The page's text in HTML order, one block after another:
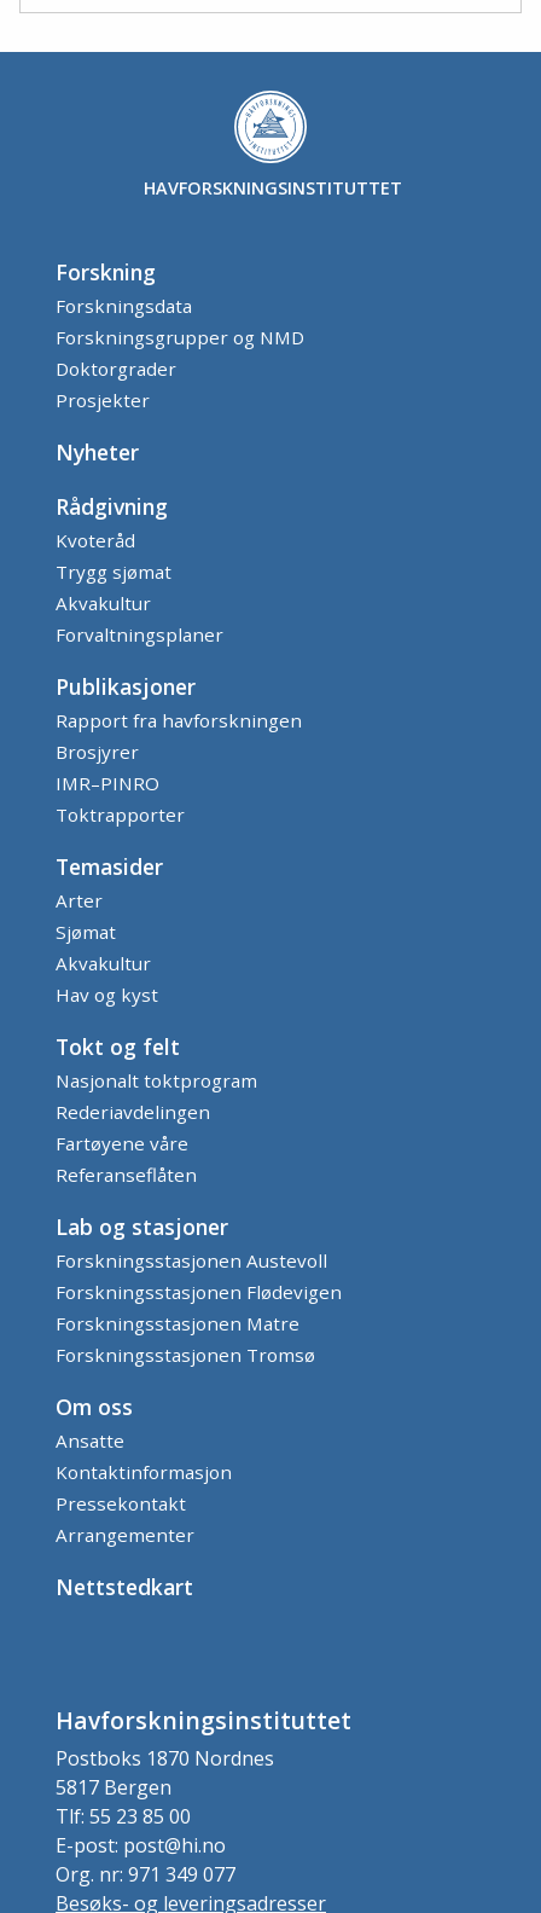
HAVFORSKNINGSINSTITUTTET
Forskning
Forskningsdata
Forskningsgrupper og NMD
Doktorgrader
Prosjekter
Nyheter
Rådgivning
Kvoteråd
Trygg sjømat
Akvakultur
Forvaltningsplaner
Publikasjoner
Rapport fra havforskningen
Brosjyrer
IMR–PINRO
Toktrapporter
Temasider
Arter
Sjømat
Akvakultur
Hav og kyst
Tokt og felt
Nasjonalt toktprogram
Rederiavdelingen
Fartøyene våre
Referanseflåten
Lab og stasjoner
Forskningsstasjonen Austevoll
Forskningsstasjonen Flødevigen
Forskningsstasjonen Matre
Forskningsstasjonen Tromsø
Om oss
Ansatte
Kontaktinformasjon
Pressekontakt
Arrangementer
Nettstedkart
Havforskningsinstituttet
Postboks 1870 Nordnes
5817 Bergen
Tlf: 55 23 85 00
E-post: post@hi.no
Org. nr: 971 349 077
Besøks- og leveringsadresser